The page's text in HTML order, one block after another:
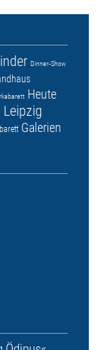
Dinner-Show
Heute
Leipzig
Galerien